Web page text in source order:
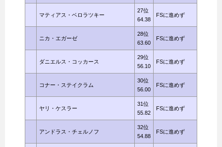
マティアス・ベロラツキー
27位
64.38
FSに進めず
ニカ・エガーゼ
28位
63.60
FSに進めず
ダニエルス・コッカース
29位
56.10
FSに進めず
コナー・ステイクラム
30位
56.00
FSに進めず
ヤリ・ケスラー
31位
55.82
FSに進めず
アンドラス・チェルノフ
32位
54.88
FSに進めず